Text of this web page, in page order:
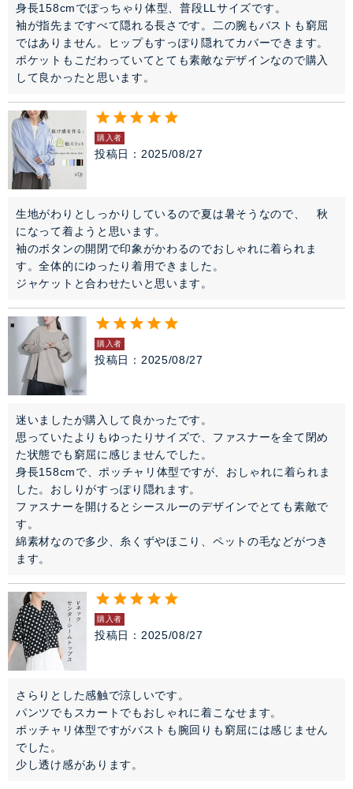
身長158cmでぽっちゃり体型、普段LLサイズです。
袖が指先まですべて隠れる長さです。二の腕もバストも窮屈
ではありません。ヒップもすっぽり隠れてカバーできます。
ポケットもこだわっていてとても素敵なデザインなので購入
して良かったと思います。
購入者
投稿日 2025/08/27
生地がわりとしっかりしているので夏は暑そうなので、　秋
になって着ようと思います。
袖のボタンの開閉で印象がかわるのでおしゃれに着られま
す。全体的にゆったり着用できました。
購入者
投稿日 2025/08/27
迷いましたが購入して良かったです。
思っていたよりもゆったりサイズで、ファスナーを全て閉め
た状態でも窮屈に感じませんでした。
身長158cmで、ポッチャリ体型ですが、おしゃれに着られま
した。おしりがすっぽり隠れます。
ファスナーを開けるとシースルーのデザインでとても素敵で
す。
綿素材なので多少、糸くずやほこり、ペットの毛などがつき
ます。
購入者
投稿日 2025/08/27
さらりとした感触で涼しいです。
パンツでもスカートでもおしゃれに着こなせます。
ポッチャリ体型ですがバストも腕回りも窮屈には感じません
でした。
少し透け感があります。